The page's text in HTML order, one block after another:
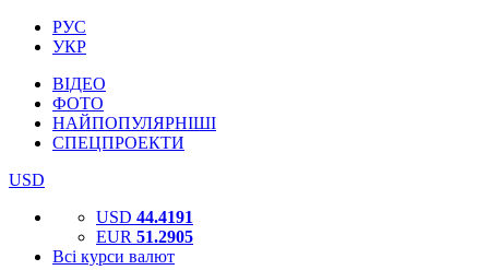
РУС
УКР
ВІДЕО
ФОТО
НАЙПОПУЛЯРНІШІ
СПЕЦПРОЕКТИ
USD
USD 44.4191
EUR 51.2905
Всі курси валют